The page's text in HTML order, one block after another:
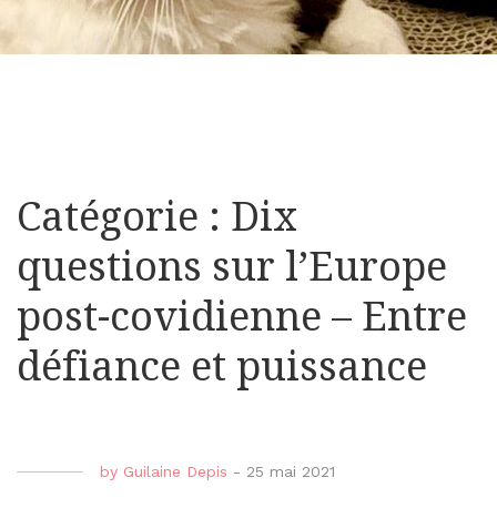
Catégorie : Dix
questions sur l’Europe
post-covidienne – Entre
défiance et puissance
by Guilaine Depis - 25 mai 2021